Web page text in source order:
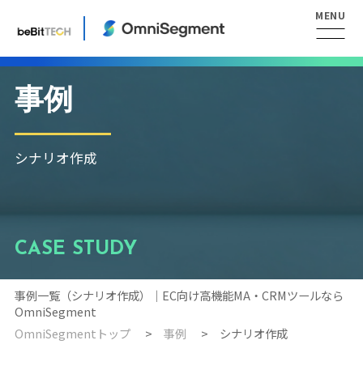
事例
シナリオ作成
CASE STUDY
事例一覧（シナリオ作成）｜EC向け高機能MA・CRMツールなら
OmniSegment
OmniSegmentトップ
事例 シナリオ作成